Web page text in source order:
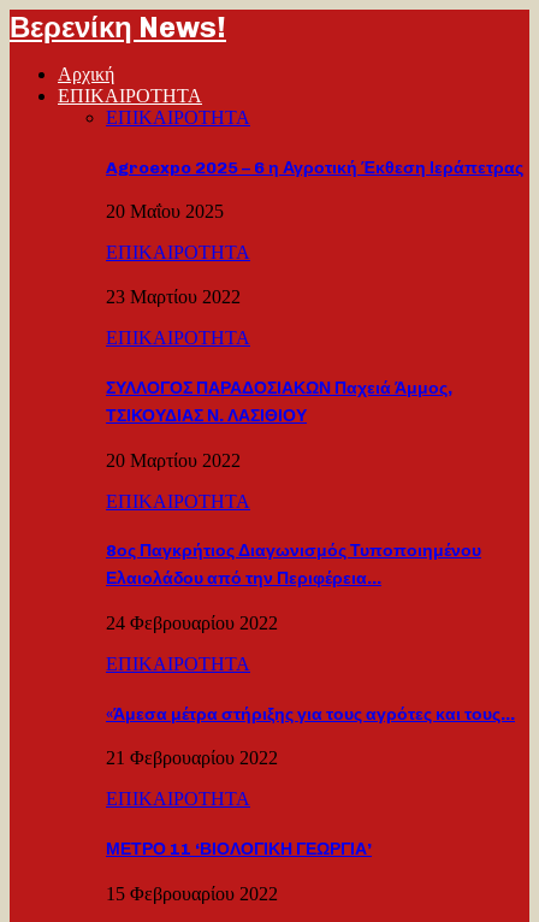
Βερενίκη News!
Αρχική
ΕΠΙΚΑΙΡΟΤΗΤΑ
ΕΠΙΚΑΙΡΟΤΗΤΑ
Agroexpo 2025 – 6 η Αγροτική Έκθεση Ιεράπετρας
20 Μαΐου 2025
ΕΠΙΚΑΙΡΟΤΗΤΑ
23 Μαρτίου 2022
ΕΠΙΚΑΙΡΟΤΗΤΑ
ΣΥΛΛΟΓΟΣ ΠΑΡΑΔΟΣΙΑΚΩΝ Παχειά Άμμος,
ΤΣΙΚΟΥΔΙΑΣ Ν. ΛΑΣΙΘΙΟΥ
20 Μαρτίου 2022
ΕΠΙΚΑΙΡΟΤΗΤΑ
8ος Παγκρήτιος Διαγωνισμός Τυποποιημένου
Ελαιολάδου από την Περιφέρεια…
24 Φεβρουαρίου 2022
ΕΠΙΚΑΙΡΟΤΗΤΑ
«Άμεσα μέτρα στήριξης για τους αγρότες και τους…
21 Φεβρουαρίου 2022
ΕΠΙΚΑΙΡΟΤΗΤΑ
ΜΕΤΡΟ 11 ‘ΒΙΟΛΟΓΙΚΗ ΓΕΩΡΓΙΑ’
15 Φεβρουαρίου 2022